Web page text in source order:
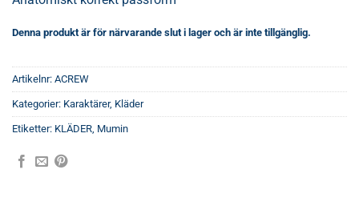
Denna produkt är för närvarande slut i lager och är inte tillgänglig.
Artikelnr: ACREW
Kategorier: Karaktärer, Kläder
Etiketter: KLÄDER Mumin